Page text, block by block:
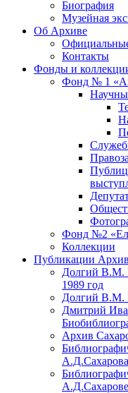
Биография
Музейная
Об Архиве
Контакты
Фонды и
Фонд № 1
Фонд №2
Коллекции
Публикации
Долгий В.М.
1989 год
Долгий В.М.
Дмитрий
Архив
А.Д.Сахарова
А.Д.Сахарове